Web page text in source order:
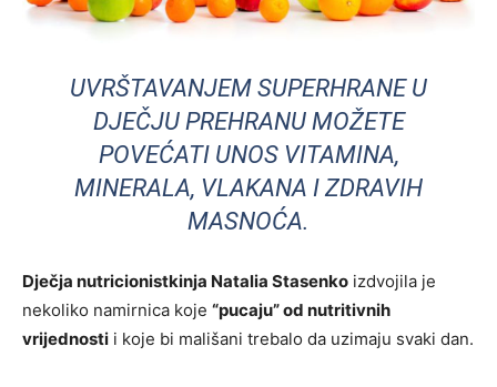
UVRŠTAVANJEM SUPERHRANE U
DJEČJU PREHRANU MOŽETE
POVEĆATI UNOS VITAMINA,
MINERALA, VLAKANA I ZDRAVIH
MASNOĆA.
Dječja nutricionistkinja Natalia Stasenko izdvojila je
nekoliko namirnica koje “pucaju” od nutritivnih
vrijednosti i koje bi mališani trebalo da uzimaju svaki dan.